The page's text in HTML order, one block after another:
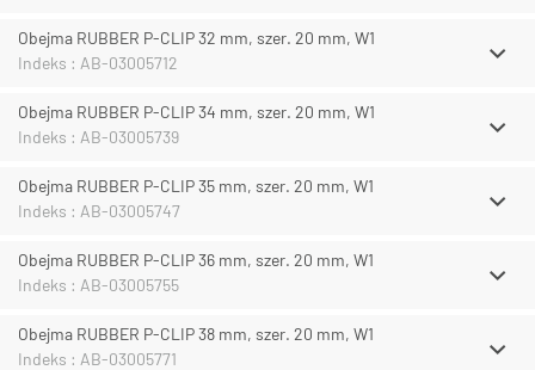
Obejma RUBBER P-CLIP 32 mm, szer. 20 mm, W1
Indeks : AB-03005712
Obejma RUBBER P-CLIP 34 mm, szer. 20 mm, W1
Indeks : AB-03005739
Obejma RUBBER P-CLIP 35 mm, szer. 20 mm, W1
Indeks : AB-03005747
Obejma RUBBER P-CLIP 36 mm, szer. 20 mm, W1
Indeks : AB-03005755
Obejma RUBBER P-CLIP 38 mm, szer. 20 mm, W1
Indeks : AB-03005771